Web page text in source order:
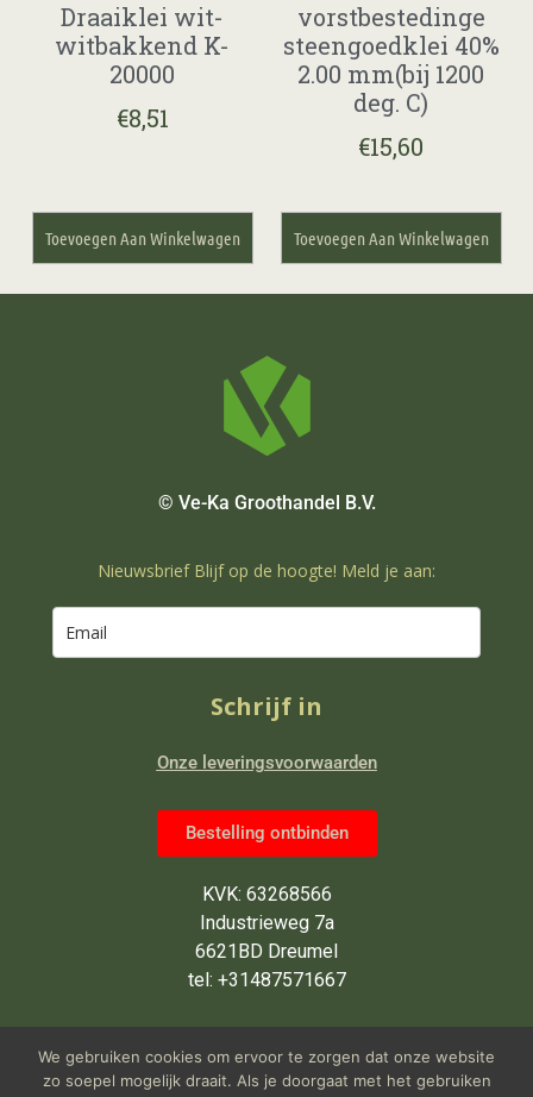
Draaiklei wit-
witbakkend K-
20000
€8,51
Toevoegen Aan Winkelwagen
vorstbestedinge
steengoedklei 40%
2.00 mm(bij 1200
deg. C)
€15,60
Toevoegen Aan Winkelwagen
© Ve-Ka Groothandel B.V.
Nieuwsbrief Blijf op de hoogte! Meld je aan:
Schrijf in
Onze leveringsvoorwaarden
Bestelling ontbinden
KVK: 63268566
Industrieweg 7a
6621BD Dreumel
tel: +31487571667
Wij zijn van maandag tot en met
vrijdag open van 9 tot 5 uur
We gebruiken cookies om ervoor te zorgen dat onze website
zo soepel mogelijk draait. Als je doorgaat met het gebruiken